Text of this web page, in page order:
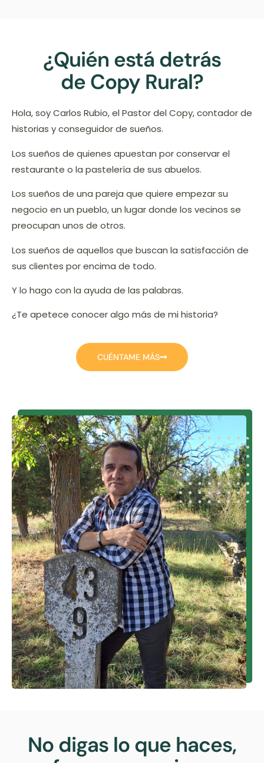
¿Quién está detrás
de Copy Rural?
Hola, soy Carlos Rubio, el Pastor del Copy, contador de
historias y conseguidor de sueños.
Los sueños de quienes apuestan por conservar el
restaurante o la pastelería de sus abuelos.
Los sueños de una pareja que quiere empezar su
negocio en un pueblo, un lugar donde los vecinos se
preocupan unos de otros.
Los sueños de aquellos que buscan la satisfacción de
sus clientes por encima de todo.
Y lo hago con la ayuda de las palabras.
¿Te apetece conocer algo más de mi historia?
CUÉNTAME MÁS
No digas lo que haces,